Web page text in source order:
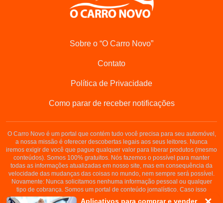
Aplicativos para comprar e vender
Sobre o “O Carro Novo”
Contato
Política de Privacidade
Como parar de receber notificações
O Carro Novo é um portal que contém tudo você precisa para seu automóvel,
a nossa missão é oferecer descobertas legais aos seus leitores. Nunca
iremos exigir de você que pague qualquer valor para liberar produtos (mesmo
conteúdos). Somos 100% gratuitos. Nós fazemos o possível para manter
todas as informações atualizadas em nosso site, mas em consequência da
velocidade das mudanças das coisas no mundo, nem sempre será possível.
Novamente: Nunca solicitamos nenhuma informação pessoal ou qualquer
tipo de cobrança. Somos um portal de conteúdo jornalístico. Caso isso
aconteça, entre em contato conosco imediatamente.